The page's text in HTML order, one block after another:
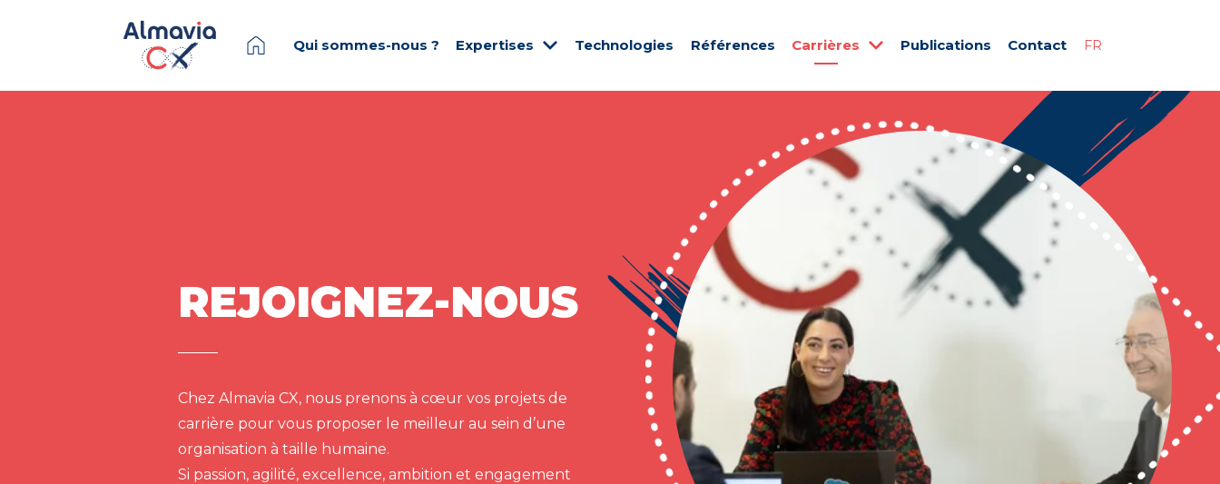
Qui sommes-nous ? Expertises Technologies Références Carrières Publications Contact FR
REJOIGNEZ-NOUS
Chez Almavia CX, nous prenons à cœur vos projets de
carrière pour vous proposer le meilleur au sein d’une
organisation à taille humaine.
Si passion, agilité, excellence, ambition et engagement